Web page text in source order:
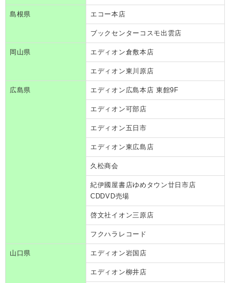
島根県 エコー本店
ブックセンターコスモ出雲店
岡山県 エディオン倉敷本店
エディオン東川原店
広島県 エディオン広島本店 東館9F
エディオン可部店
エディオン五日市
エディオン東広島店
久松商会
紀伊國屋書店ゆめタウン廿日市店
CDDVD売場
啓文社イオン三原店
フクハラレコード
山口県 エディオン岩国店
エディオン柳井店